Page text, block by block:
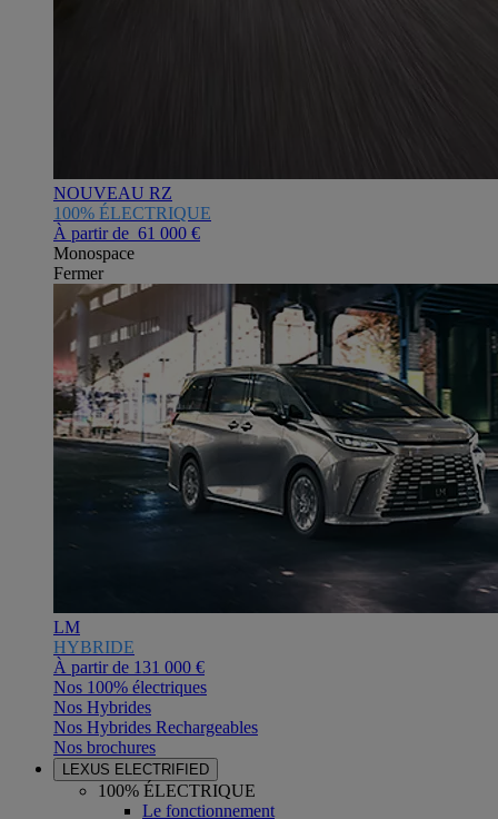
NOUVEAU RZ
100% ÉLECTRIQUE
À partir de 61 000 €
Monospace
Fermer
LM
HYBRIDE
À partir de 131 000 €
Nos 100% électriques
Nos Hybrides
Nos Hybrides Rechargeables
Nos brochures
LEXUS ELECTRIFIED
100% ÉLECTRIQUE
Le fonctionnement